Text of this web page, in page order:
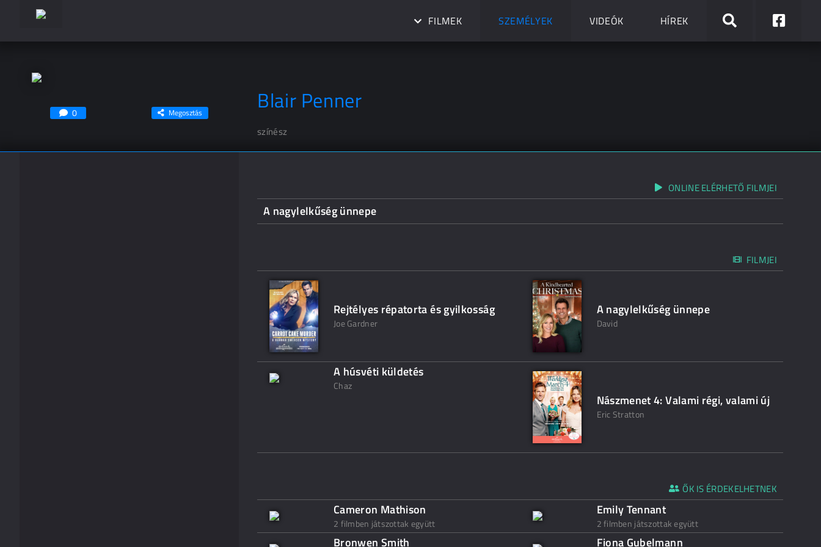
FILMEK SZEMÉLYEK VIDEÓK HÍREK
Blair Penner
színész
0 Megosztás
ONLINE ELÉRHETŐ FILMJEI
A nagylelkűség ünnepe
FILMJEI
Rejtélyes répatorta és gyilkosság
Joe Gardner
A nagylelkűség ünnepe
David
A húsvéti küldetés
Chaz
Nászmenet 4: Valami régi, valami új
Eric Stratton
ŐK IS ÉRDEKELHETNEK
Cameron Mathison
2 filmben játszottak együtt
Emily Tennant
2 filmben játszottak együtt
Bronwen Smith Fiona Gubelmann